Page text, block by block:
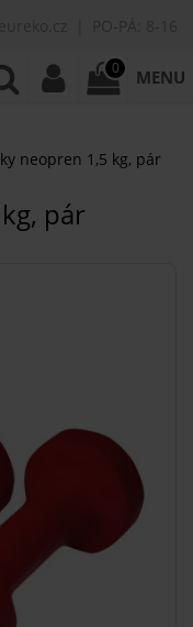
0 MENU
neopren 1,5 kg, pár
pár